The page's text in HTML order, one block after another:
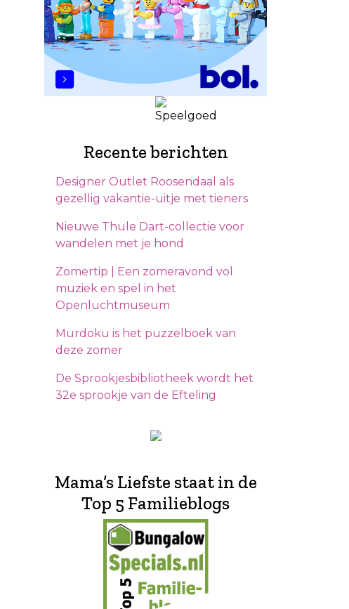
Recente berichten
Designer Outlet Roosendaal als
gezellig vakantie-uitje met tieners
Nieuwe Thule Dart-collectie voor
wandelen met je hond
Zomertip | Een zomeravond vol
muziek en spel in het
Openluchtmuseum
Murdoku is het puzzelboek van
deze zomer
De Sprookjesbibliotheek wordt het
32e sprookje van de Efteling
Mama’s Liefste staat in de
Top 5 Familieblogs